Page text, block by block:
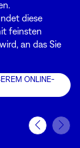
diese
feinsten
an das Sie
ONLINE-